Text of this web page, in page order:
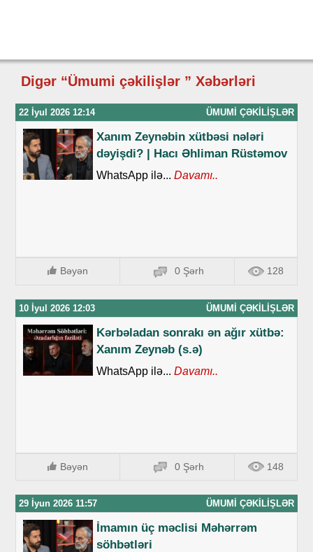
Digər “Ümumi çəkilişlər ” Xəbərləri
22 İyul 2026 12:14 ÜMUMI ÇƏKILIŞLƏR
Xanım Zeynəbin xütbəsi nələri
dəyişdi? | Hacı Əhliman Rüstəmov
WhatsApp ilə... Davamı..
Bəyən 0 Şərh 128
10 İyul 2026 12:03 ÜMUMI ÇƏKILIŞLƏR
Kərbəladan sonrakı ən ağır xütbə:
Xanım Zeynəb (s.ə)
WhatsApp ilə... Davamı..
Bəyən 0 Şərh 148
29 İyun 2026 11:57 ÜMUMI ÇƏKILIŞLƏR
İmamın üç məclisi Məhərrəm
söhbətləri